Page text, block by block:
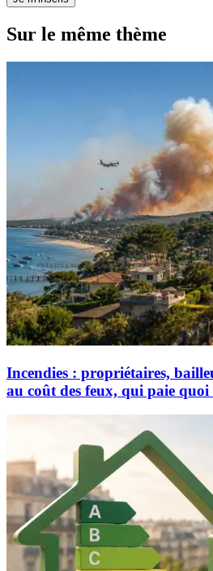
Sur le même thème
Incendies : propriétaires,
au coût des feux, qui paie quoi